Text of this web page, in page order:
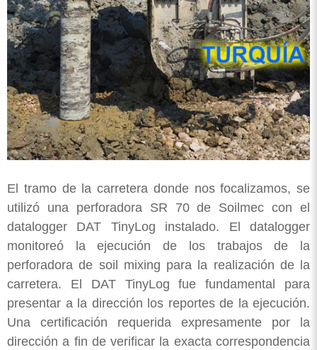
El tramo de la carretera donde nos focalizamos, se
utilizó una perforadora SR 70 de Soilmec con el
datalogger DAT TinyLog instalado. El datalogger
monitoreó la ejecución de los trabajos de la
perforadora de soil mixing para la realización de la
carretera. El DAT TinyLog fue fundamental para
presentar a la dirección los reportes de la ejecución.
Una certificación requerida expresamente por la
dirección a fin de verificar la exacta correspondencia